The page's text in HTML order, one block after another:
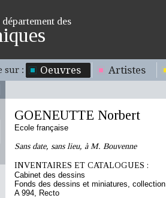
des
sur : Oeuvres Artistes
GOENEUTTE Norbert
Ecole française
Sans date, sans lieu, à M. Bouvenne
INVENTAIRES ET CATALOGUES :
Cabinet des dessins
Fonds des dessins et miniatures,
A 994, Recto